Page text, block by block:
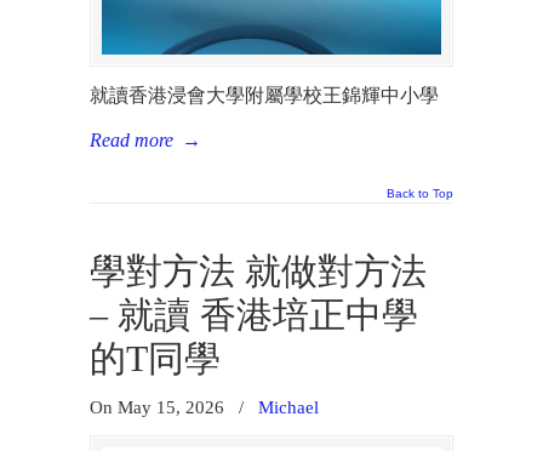
就讀香港浸會大學附屬學校王錦輝中小學
Read more →
Back to Top
學對方法 就做對方法
– 就讀 香港培正中學
的T同學
On May 15, 2026 / Michael